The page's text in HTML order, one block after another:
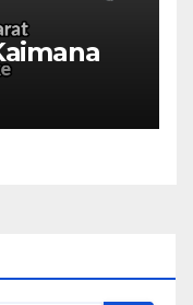
di 2026